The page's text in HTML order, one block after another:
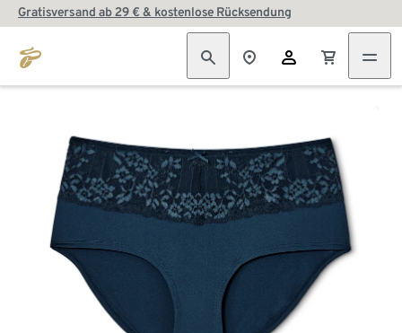
Gratisversand ab 29 € & kostenlose Rücksendung